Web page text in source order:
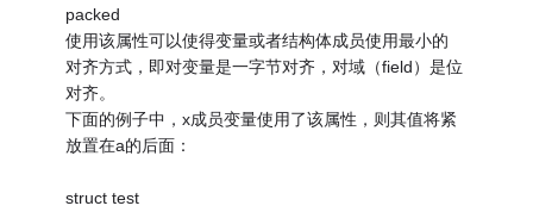
packed
使用该属性可以使得变量或者结构体成员使用最小的
对齐方式，即对变量是一字节对齐，对域（field）是位
对齐。
下面的例子中，x成员变量使用了该属性，则其值将紧
放置在a的后面：
struct test